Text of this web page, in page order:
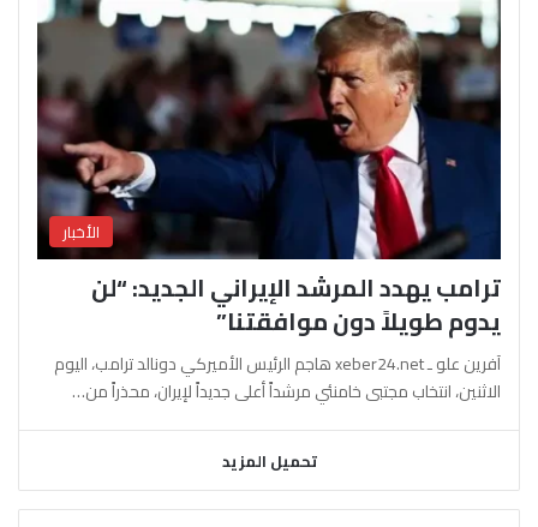
الأخبار
ترامب يهدد المرشد الإيراني الجديد: “لن
يدوم طويلاً دون موافقتنا”
آفرين علو ـ xeber24.net هاجم الرئيس الأميركي دونالد ترامب، اليوم
الاثنين، انتخاب مجتبى خامنئي مرشداً أعلى جديداً لإيران، محذراً من…
تحميل المزيد